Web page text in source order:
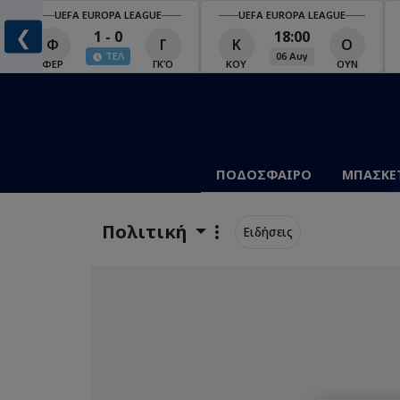
❮
UEFA EUROPA LEAGUE
Φ
ΦΕΡ
1 - 0
ΤΕΛ
Γ
ΓΚΌ
UEFA EUROPA LEAGUE
Κ
ΚΟΥ
18:00
06 Αυγ
Ο
ΟΥΝ
ΠΟΔΟΣΦΑΙΡΟ
Πολιτική Ειδήσεις